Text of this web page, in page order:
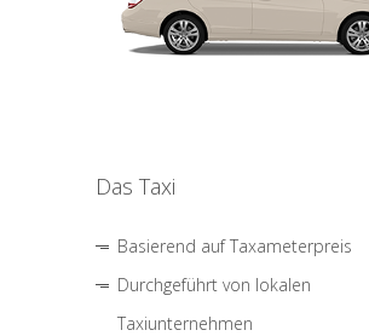
Das Taxi
Basierend auf Taxameterpreis
Durchgeführt von lokalen
Taxiunternehmen